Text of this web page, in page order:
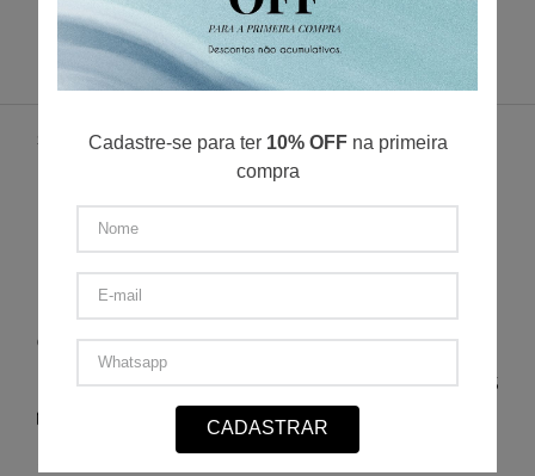
SUPORTE
POLÍTICA DE PRIVACIDADE
FORMAS DE PAGAMENTO
MINHA CONTA
CONTATO
(11) 2693-4155
sac@redfeather.com.br
Cadastre-se para ter 10% OFFna primeira
compra
CADASTRAR